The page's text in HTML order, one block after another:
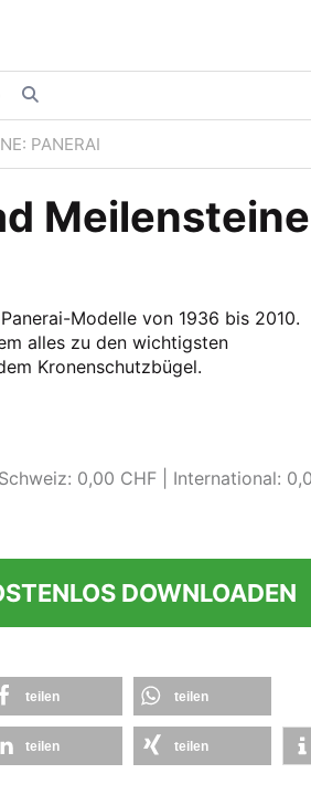
PANERAI
Modelle von 1936 bis 2010.
alles zu den wichtigsten
Kronenschutzbügel.
Schweiz: 0,00 CHF International:
DOWNLOADEN
teilen teilen
teilen teilen